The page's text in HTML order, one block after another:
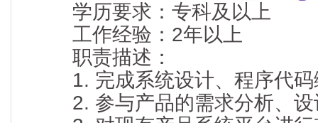
学历要求：专科及以上
工作经验：2年以上
职责描述：
1. 完成系统设计、程序代码
2. 参与产品的需求分析、设